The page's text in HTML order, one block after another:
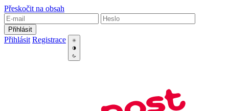
Přeskočit na obsah
Přihlásit
Přihlásit Registrace